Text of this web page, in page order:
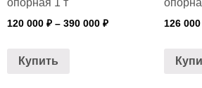
опорная 1 т
120 000 ₽ – 390 000 ₽
Купить
126 000